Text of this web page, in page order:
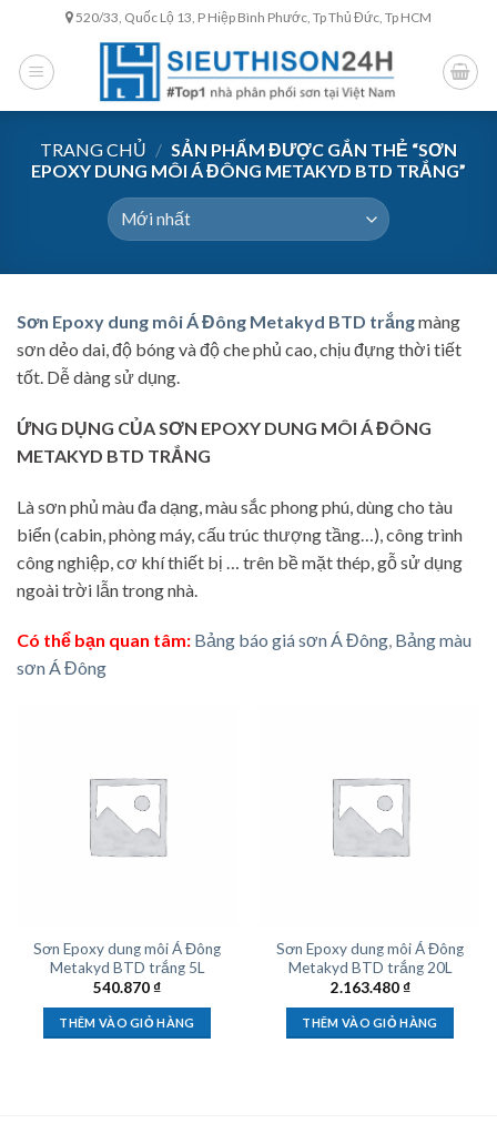
content
520/33, Quốc Lộ 13, P Hiệp Bình Phước, Tp Thủ Đức, Tp HCM
TRANG CHỦ / SẢN PHẨM ĐƯỢC GẮN THẺ “SƠN
EPOXY DUNG MÔI Á ĐÔNG METAKYD BTD TRẮNG”
Sơn Epoxy dung môi Á Đông Metakyd BTD trắngmàng
sơn dẻo dai, độ bóng và độ che phủ cao, chịu đựng thời tiết
tốt. Dễ dàng sử dụng.
ỨNG DỤNG CỦA SƠN EPOXY DUNG MÔI Á ĐÔNG
METAKYD BTD TRẮNG
Là sơn phủ màu đa dạng, màu sắc phong phú, dùng cho tàu
biển (cabin, phòng máy, cấu trúc thượng tầng…), công trình
công nghiệp, cơ khí thiết bị … trên bề mặt thép, gỗ sử dụng
ngoài trời lẫn trong nhà.
Có thể bạn quan tâm: Bảng báo giá sơn Á Đông, Bảng màu
sơn Á Đông
Sơn Epoxy dung môi Á Đông
Metakyd BTD trắng 5L
540.870₫
THÊM VÀO GIỎ HÀNG
Sơn Epoxy dung môi Á Đông
Metakyd BTD trắng 20L
2.163.480₫
THÊM VÀO GIỎ HÀNG